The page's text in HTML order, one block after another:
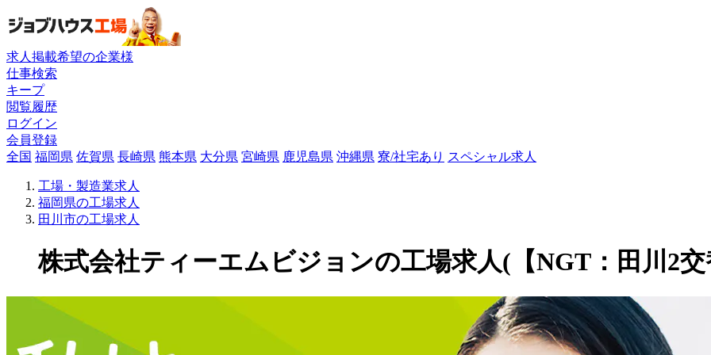
求人掲載希望の企業様
仕事検索
キープ
閲覧履歴
ログイン
会員登録
全国 福岡県 佐賀県 長崎県 熊本県 大分県 宮崎県 鹿児島県 沖縄県 寮/社宅あり スペシャル求人
工場・製造業求人
福岡県の工場求人
田川市の工場求人
株式会社ティーエムビジョンの工場求人(【NGT：田川2